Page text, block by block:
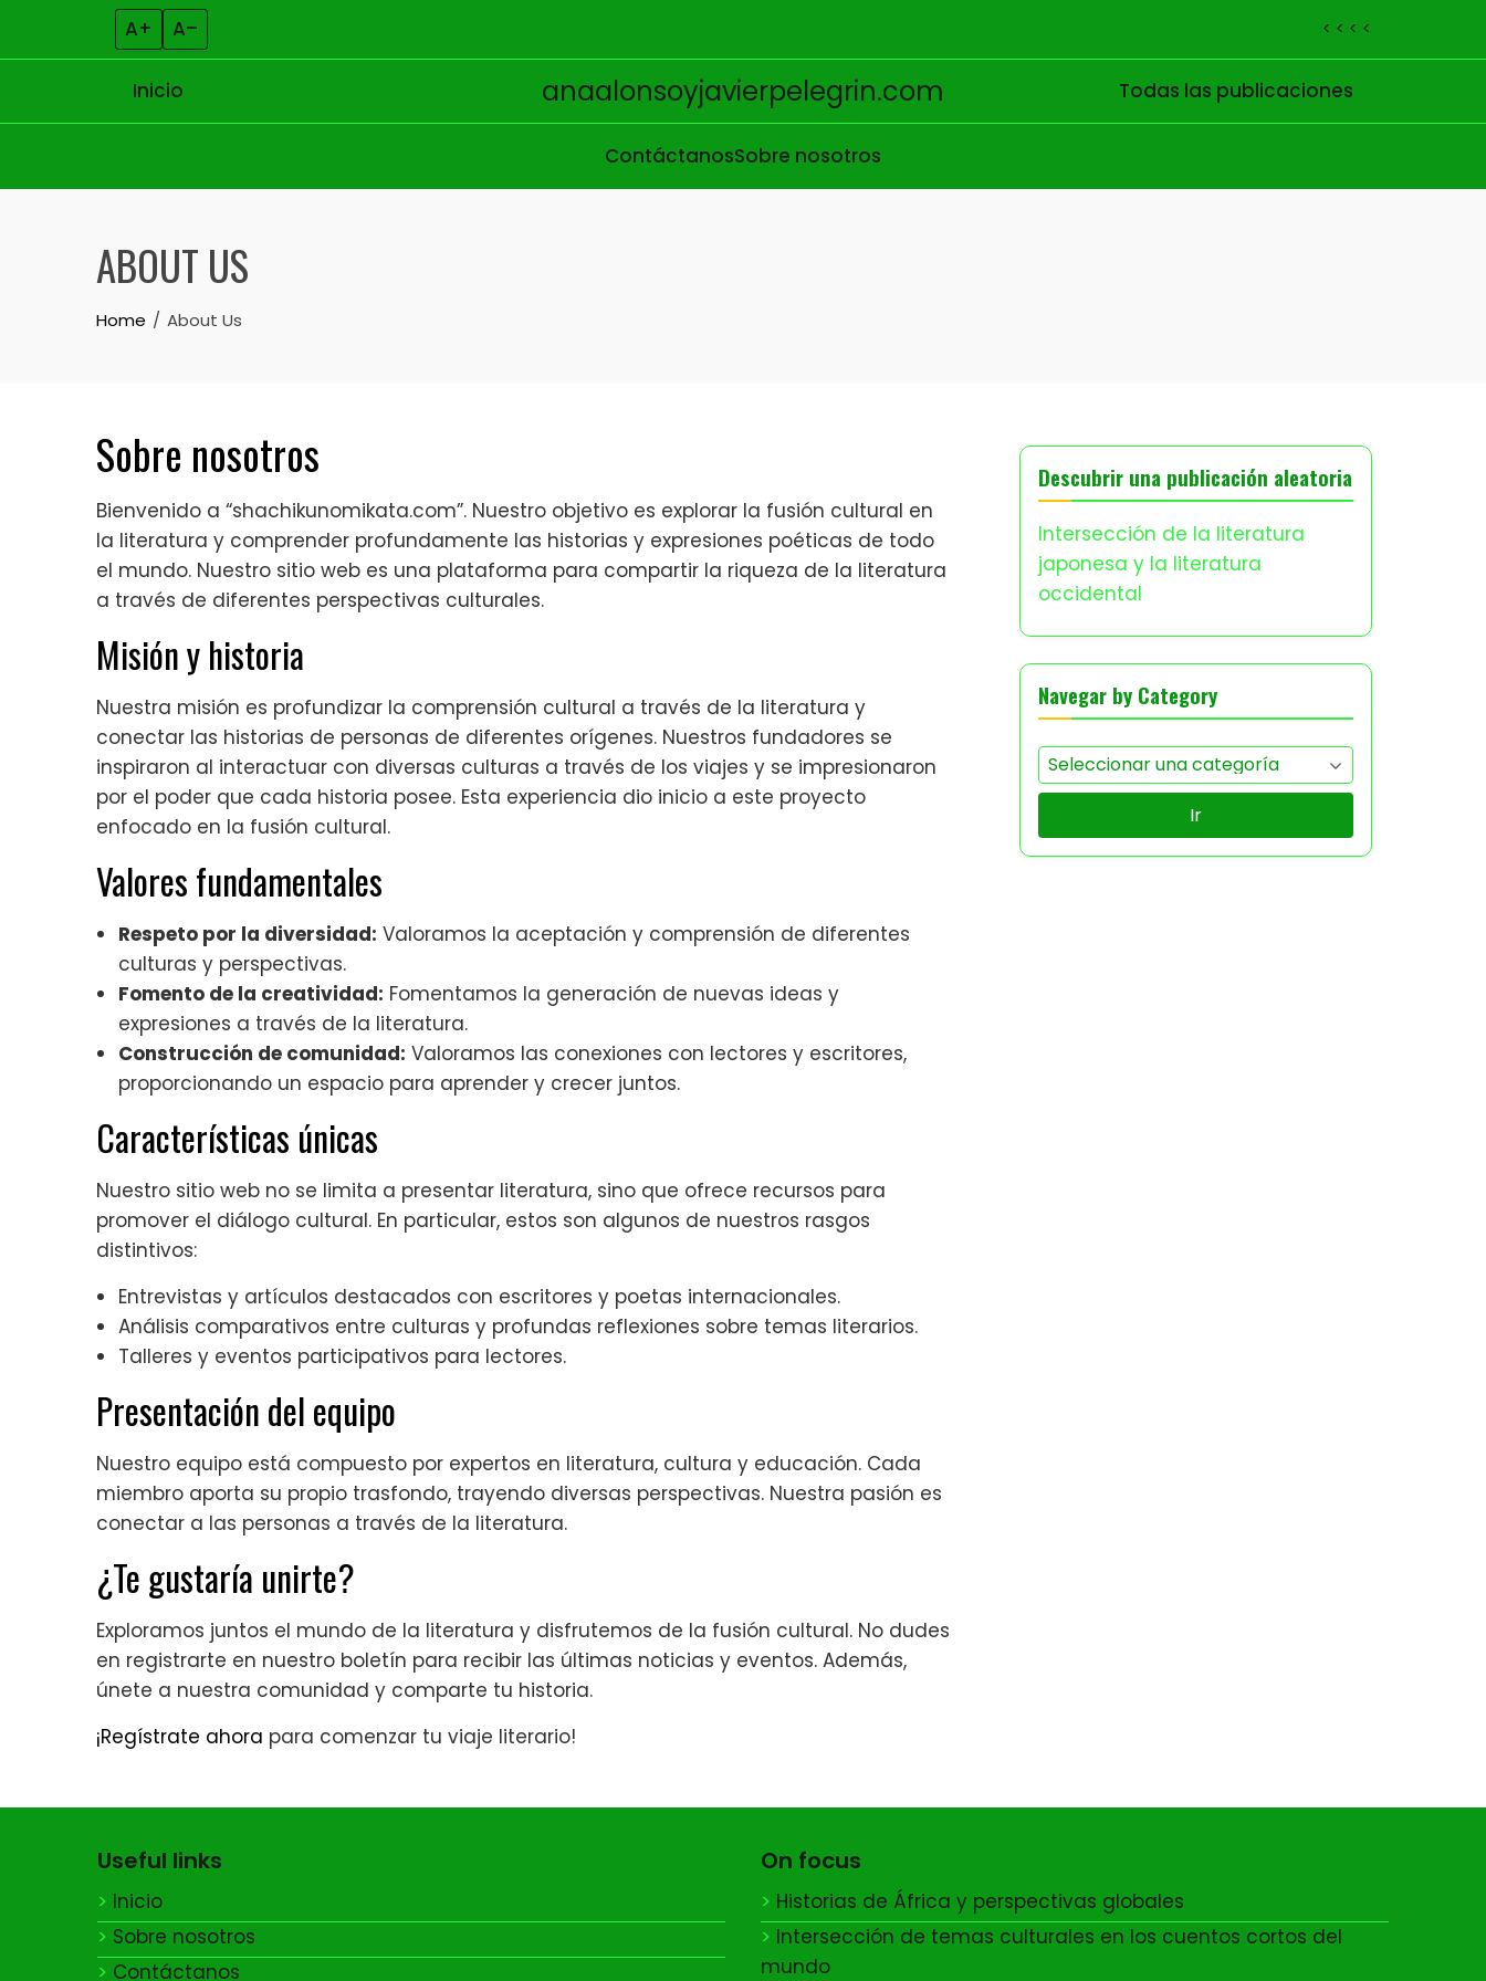
A+ A– < < < <
Inicio anaalonsoyjavierpelegrin.com Todas las publicaciones
ContáctanosSobre nosotros
ABOUT US
Home About Us
Sobre nosotros
Bienvenido a “shachikunomikata.com”. Nuestro objetivo es explorar la fusión cultural en
la literatura y comprender profundamente las historias y expresiones poéticas de todo
el mundo. Nuestro sitio web es una plataforma para compartir la riqueza de la literatura
a través de diferentes perspectivas culturales.
Misión y historia
Nuestra misión es profundizar la comprensión cultural a través de la literatura y
conectar las historias de personas de diferentes orígenes. Nuestros fundadores se
inspiraron al interactuar con diversas culturas a través de los viajes y se impresionaron
por el poder que cada historia posee. Esta experiencia dio inicio a este proyecto
enfocado en la fusión cultural.
Valores fundamentales
Respeto por la diversidad: Valoramos la aceptación y comprensión de diferentes
culturas y perspectivas.
Fomento de la creatividad: Fomentamos la generación de nuevas ideas y
expresiones a través de la literatura.
Construcción de comunidad: Valoramos las conexiones con lectores y escritores,
proporcionando un espacio para aprender y crecer juntos.
Características únicas
Nuestro sitio web no se limita a presentar literatura, sino que ofrece recursos para
promover el diálogo cultural. En particular, estos son algunos de nuestros rasgos
distintivos:
Entrevistas y artículos destacados con escritores y poetas internacionales.
Análisis comparativos entre culturas y profundas reflexiones sobre temas literarios.
Talleres y eventos participativos para lectores.
Presentación del equipo
Nuestro equipo está compuesto por expertos en literatura, cultura y educación. Cada
miembro aporta su propio trasfondo, trayendo diversas perspectivas. Nuestra pasión es
conectar a las personas a través de la literatura.
¿Te gustaría unirte?
Exploramos juntos el mundo de la literatura y disfrutemos de la fusión cultural. No dudes
en registrarte en nuestro boletín para recibir las últimas noticias y eventos. Además,
únete a nuestra comunidad y comparte tu historia.
¡Regístrate ahora para comenzar tu viaje literario!
Descubrir una publicación aleatoria
Intersección de la literatura
japonesa y la literatura
occidental
Navegar by Category
Ir
Useful links
Inicio
Sobre nosotros
Contáctanos
On focus
Historias de África y perspectivas globales
Intersección de temas culturales en los cuentos cortos del
mundo